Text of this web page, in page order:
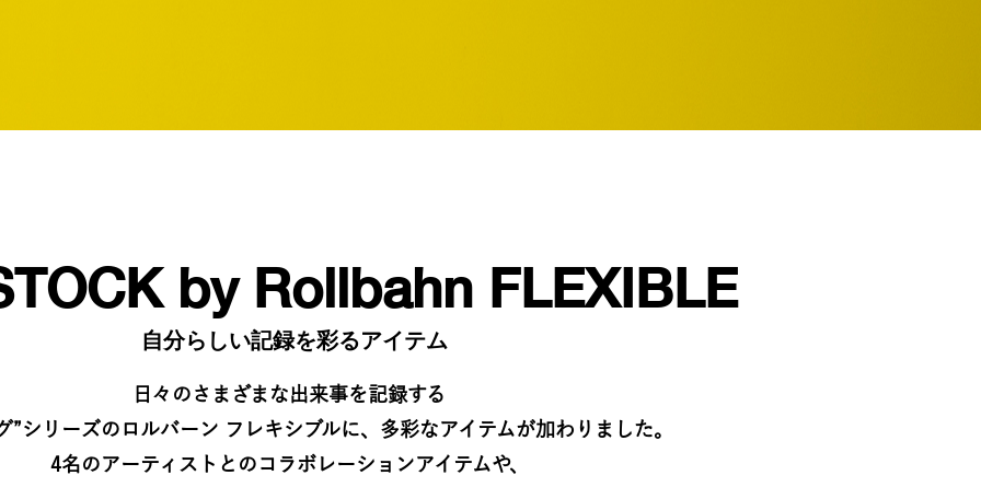
by Rollbahn FLEXIBLE​
自分らしい記録を彩るアイテム
日々のさまざまな出来事を記録する​
”シリーズのロルバーン フレキシブルに、​多彩なアイテムが加わりました。​
4名のアーティストとのコラボレーションアイテムや、